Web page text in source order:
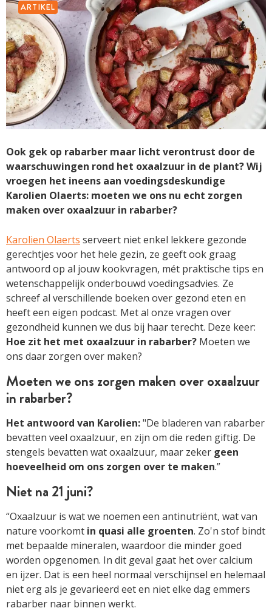
ARTIKEL
Ook gek op rabarber maar licht verontrust door de
waarschuwingen rond het oxaalzuur in de plant? Wij
vroegen het ineens aan voedingsdeskundige
Karolien Olaerts: moeten we ons nu echt zorgen
maken over oxaalzuur in rabarber?
Karolien Olaerts serveert niet enkel lekkere gezonde
gerechtjes voor het hele gezin, ze geeft ook graag
antwoord op al jouw kookvragen, mét praktische tips en
wetenschappelijk onderbouwd voedingsadvies. Ze
schreef al verschillende boeken over gezond eten en
heeft een eigen podcast. Met al onze vragen over
gezondheid kunnen we dus bij haar terecht. Deze keer:
Hoe zit het met oxaalzuur in rabarber? Moeten we
ons daar zorgen over maken?
Moeten we ons zorgen maken over oxaalzuur
in rabarber?
Het antwoord van Karolien:"De bladeren van rabarber
bevatten veel oxaalzuur, en zijn om die reden giftig. De
stengels bevatten wat oxaalzuur, maar zeker geen
hoeveelheid om ons zorgen over te maken.”
Niet na 21 juni?
“Oxaalzuur is wat we noemen een antinutriënt, wat van
nature voorkomt in quasi alle groenten. Zo'n stof bindt
met bepaalde mineralen, waardoor die minder goed
worden opgenomen. In dit geval gaat het over calcium
en ijzer. Dat is een heel normaal verschijnsel en helemaal
niet erg als je gevarieerd eet en niet elke dag emmers
rabarber naar binnen werkt.